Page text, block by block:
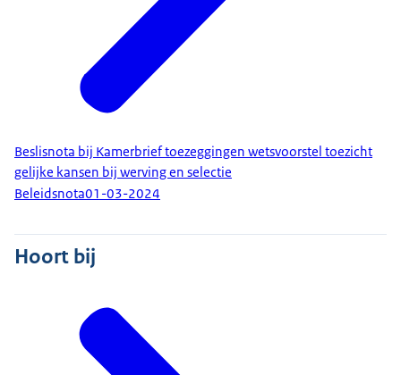
Beslisnota bij Kamerbrief toezeggingen wetsvoorstel toezicht
gelijke kansen bij werving en selectie
Beleidsnota01-03-2024
Hoort bij